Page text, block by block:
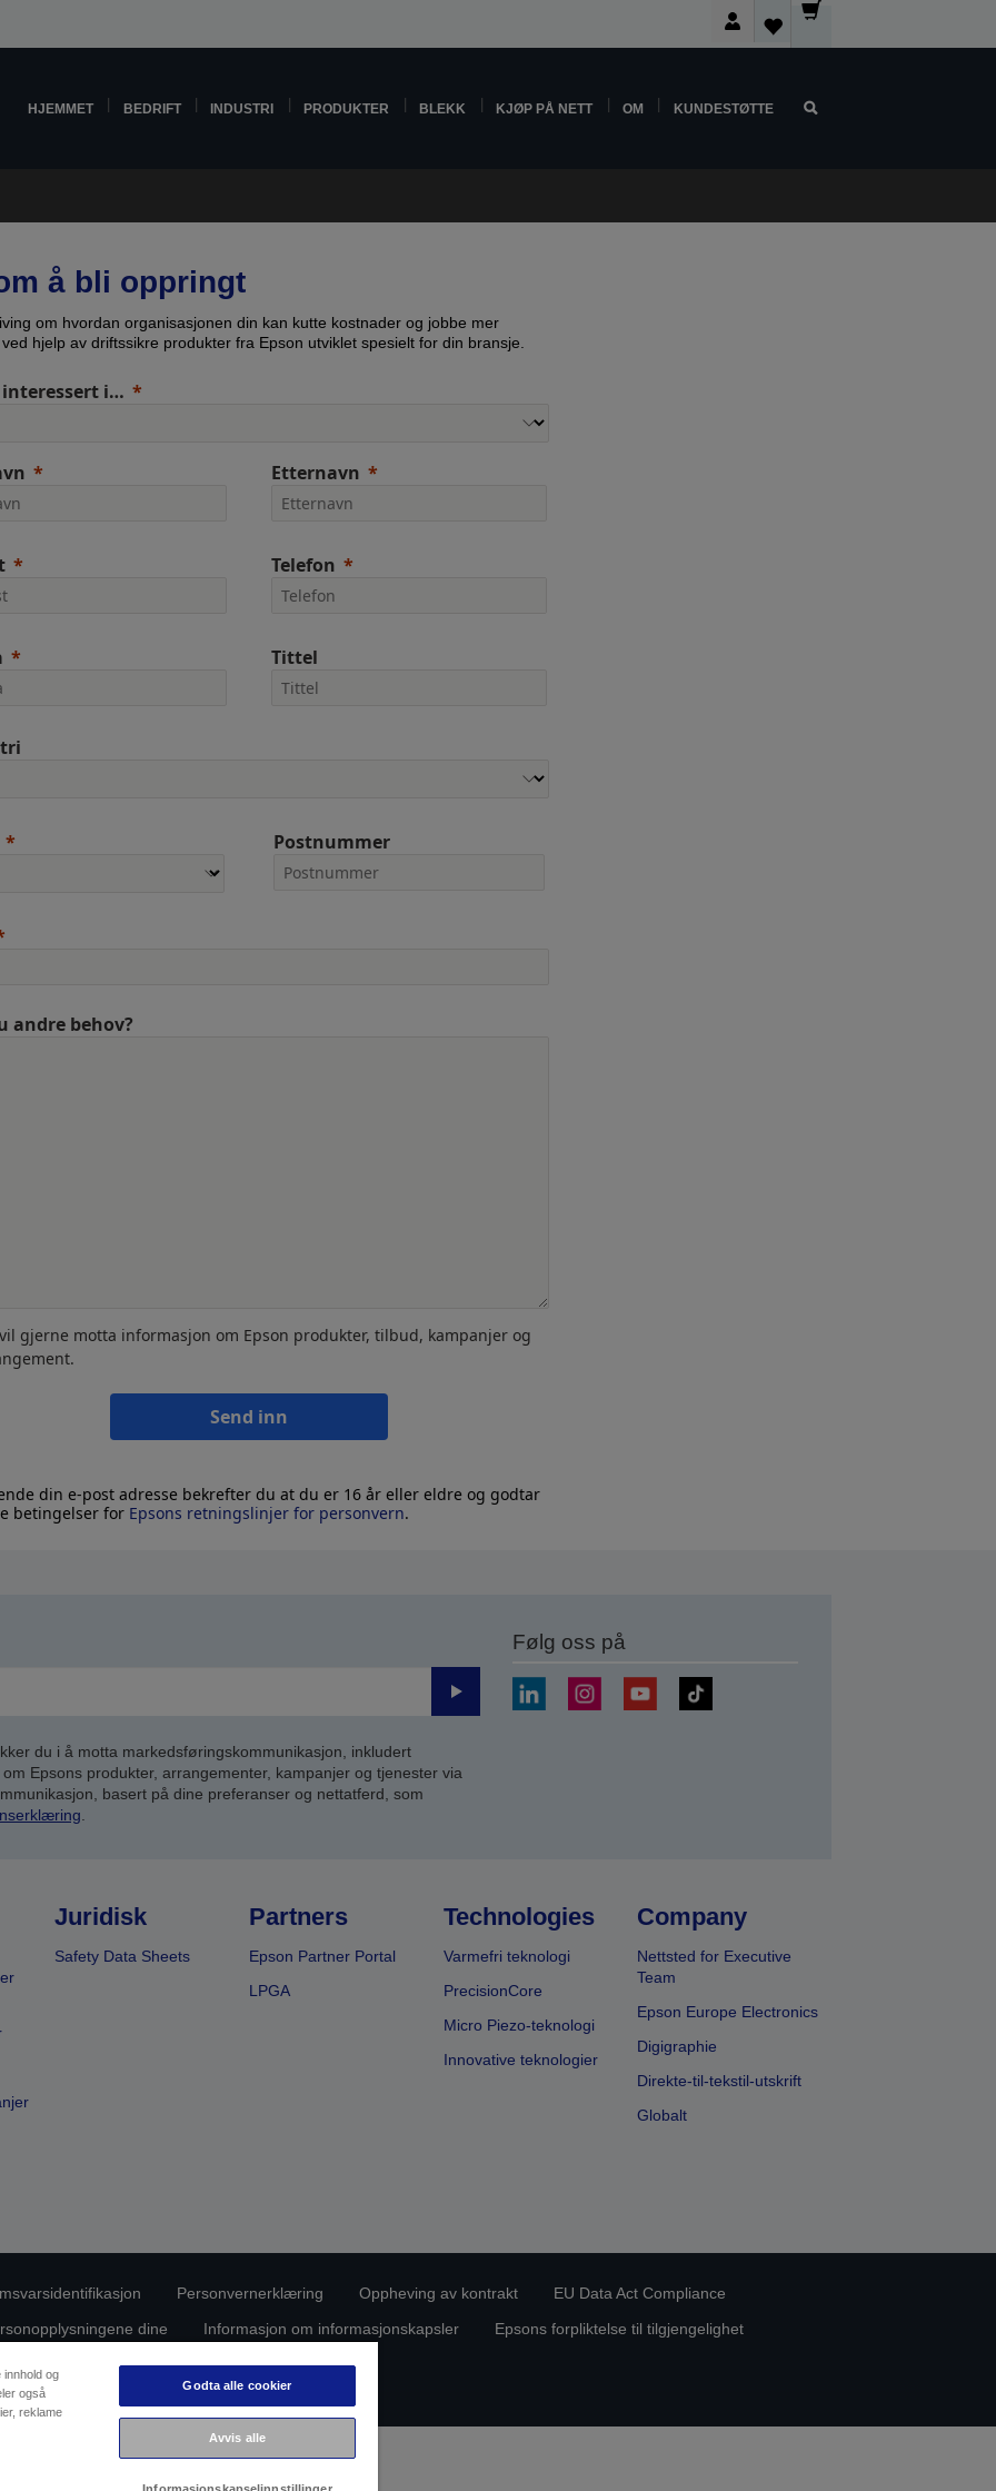
HJEMMET BEDRIFT INDUSTRI PRODUKTER BLEKK KJØP PÅ NETT OM KUNDESTØTTE
å bli oppringt
om hvordan organisasjonen din kan kutte kostnader og jobbe mer
hjelp av driftssikre produkter fra Epson utviklet spesielt for din bransje.
interessert i…
Etternavn
Telefon
Tittel
Postnummer
andre behov?
vil gjerne motta informasjon om Epson produkter, tilbud, kampanjer og
Send inn
din e-post adresse bekrefter du at du er 16 år eller eldre og godtar
betingelser for Epsons retningslinjer for personvern.
Send
du i å motta markedsføringskommunikasjon, inkludert
Epsons produkter, arrangementer, kampanjer og tjenester via
basert på dine preferanser og nettatferd, som
Følg oss på
Juridisk
Safety Data Sheets
Partners
Epson Partner Portal
LPGA
Technologies
Varmefri teknologi
PrecisionCore
Micro Piezo-teknologi
Innovative teknologier
Company
Nettsted for Executive
Team
Epson Europe Electronics
Digigraphie
Direkte-til-tekstil-utskrift
Globalt
Personvernerklæring Oppheving av kontrakt
EU Data Act Compliance
dine
Informasjon om informasjonskapsler Epsons forpliktelse til tilgjengelighet
innhold og
også
reklame
Godta alle cookier
Avvis alle